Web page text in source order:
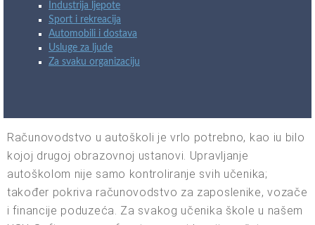
Industrija ljepote
Sport i rekreacija
Automobili i dostava
Usluge za ljude
Za svaku organizaciju
Računovodstvo u autoškoli je vrlo potrebno, kao iu bilo
kojoj drugoj obrazovnoj ustanovi. Upravljanje
autoškolom nije samo kontroliranje svih učenika;
također pokriva računovodstvo za zaposlenike, vozače
i financije poduzeća. Za svakog učenika škole u našem